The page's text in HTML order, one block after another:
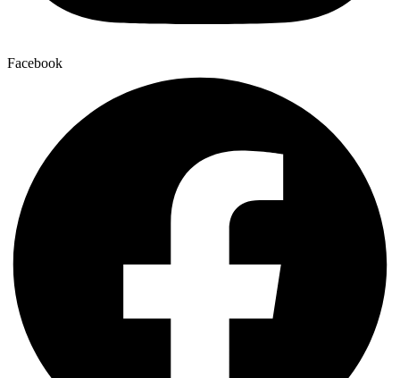
Facebook